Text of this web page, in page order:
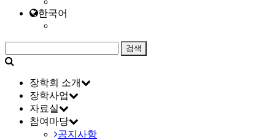
한국어
장학회 소개
장학사업
자료실
참여마당
공지사항